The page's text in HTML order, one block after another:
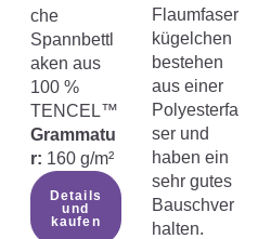
che
Spannbettl
aken aus
100 %
TENCEL™
Grammatu
r: 160 g/m²
Details
und
kaufen
Flaumfaser
kügelchen
bestehen
aus einer
Polyesterfa
ser und
haben ein
sehr gutes
Bauschver
halten.